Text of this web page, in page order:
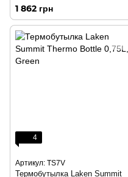
1 862 грн
4
Артикул: TS7V
Термобутылка Laken Summit